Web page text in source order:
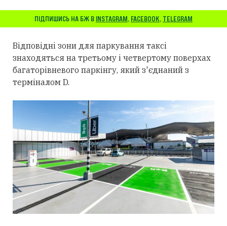
ПІДПИШИСЬ НА БЖ В INSTAGRAM, FACEBOOK, TELEGRAM
Відповідні зони для паркування таксі
знаходяться на третьому і четвертому поверхах
багаторівневого паркінгу, який з'єднаний з
терміналом D.